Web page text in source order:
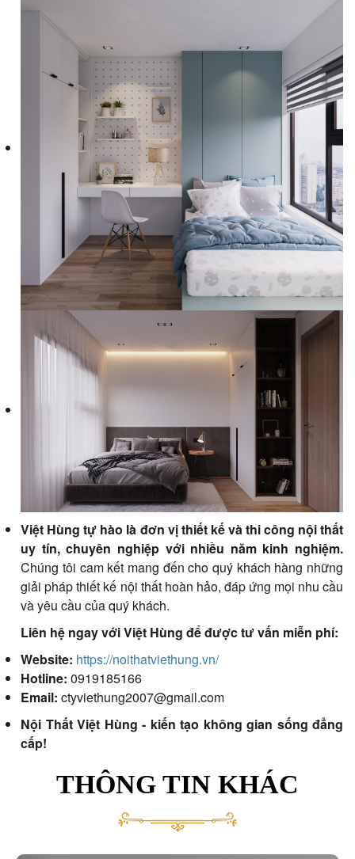
Việt Hùng tự hào là đơn vị thiết kế và thi công nội thất
uy tín, chuyên nghiệp với nhiều năm kinh nghiệm.
Chúng tôi cam kết mang đến cho quý khách hàng những
giải pháp thiết kế nội thất hoàn hảo, đáp ứng mọi nhu cầu
và yêu cầu của quý khách.
Liên hệ ngay với Việt Hùng để được tư vấn miễn phí:
Website: https://noithatviethung.vn/
Hotline: 0919185166
Email: ctyviethung2007@gmail.com
Nội Thất Việt Hùng - kiến tạo không gian sống đẳng
cấp!
THÔNG TIN KHÁC